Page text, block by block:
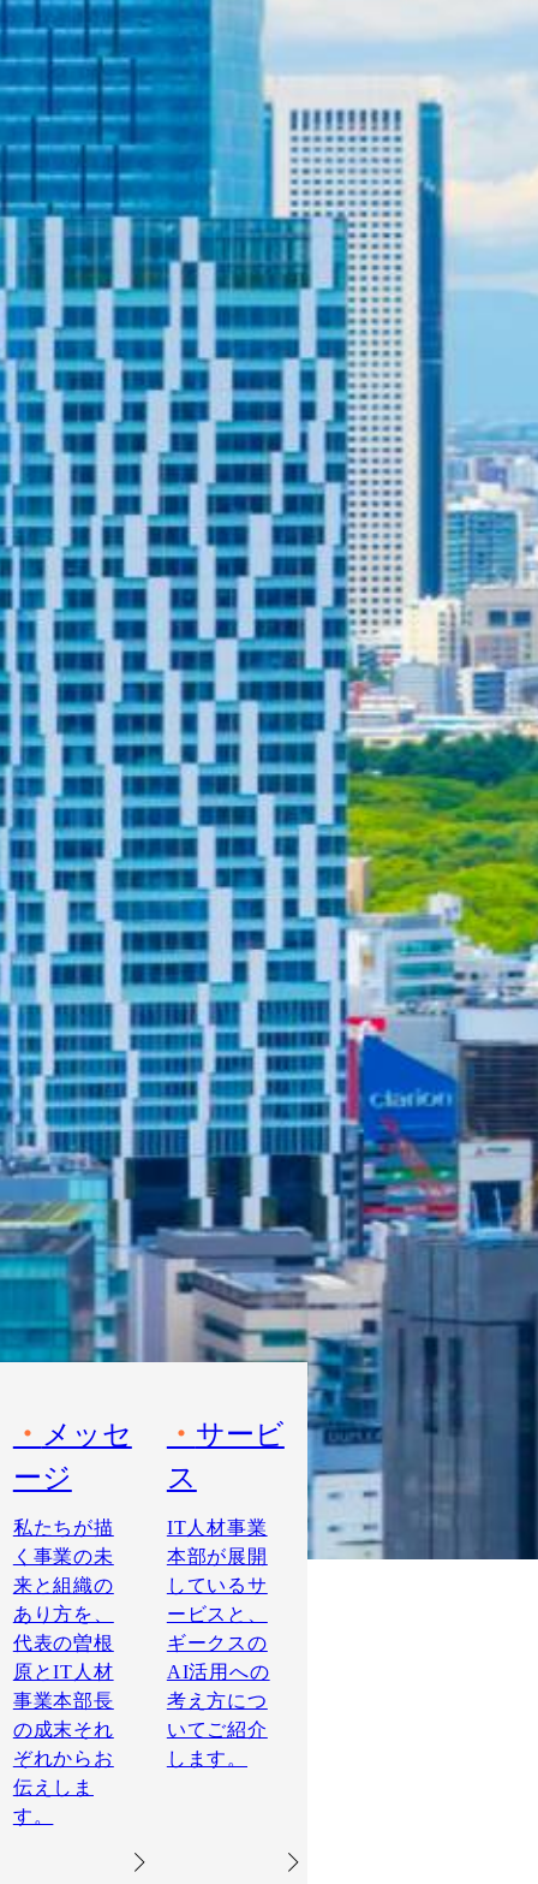
メッセ
ージ
私たちが描
く事業の未
来と組織の
あり方を、
代表の曽根
原とIT人材
事業本部長
の成末それ
ぞれからお
伝えしま
す。
サービ
ス
IT人材事業
本部が展開
しているサ
ービスと、
ギークスの
AI活用への
考え方につ
いてご紹介
します。